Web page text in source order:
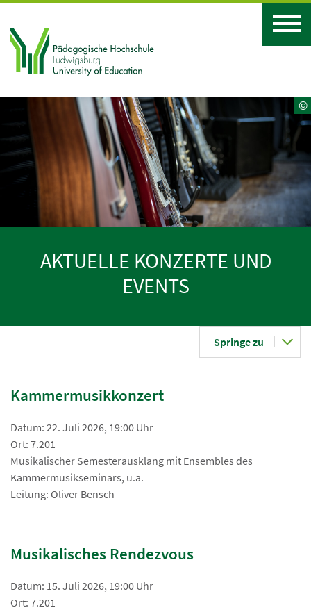
©
AKTUELLE KONZERTE UND
EVENTS
Springe zu
Kammermusikkonzert
Datum: 22. Juli 2026, 19:00 Uhr
Ort: 7.201
Musikalischer Semesterausklang mit Ensembles des
Kammermusikseminars, u.a.
Leitung: Oliver Bensch
Musikalisches Rendezvous
Datum: 15. Juli 2026, 19:00 Uhr
Ort: 7.201